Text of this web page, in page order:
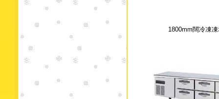
1800mm闊冷凍